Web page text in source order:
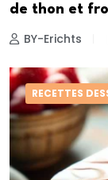
de thon et
BY-Erichts
RECETTES